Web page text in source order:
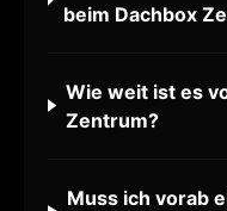
beim Dachbox
Wie weit ist es
Zentrum?
Muss ich vorab